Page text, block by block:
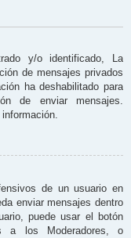
y/o identificado, La
de mensajes privados
ha deshabilitado para
de enviar mensajes.
de un usuario en
enviar mensajes dentro
puede usar el botón
a los Moderadores, o